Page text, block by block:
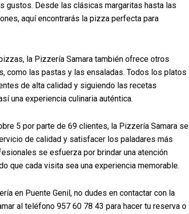
gustos. Desde las clásicas margaritas hasta las
aquí encontrarás la pizza perfecta para
la Pizzería Samara también ofrece otros
como las pastas y las ensaladas. Todos los platos
de alta calidad y siguiendo las recetas
una experiencia culinaria auténtica.
5 por parte de 69 clientes, la Pizzería Samara se
de calidad y satisfacer los paladares más
se esfuerza por brindar una atención
que cada visita sea una experiencia memorable.
en Puente Genil, no dudes en contactar con la
al teléfono 957 60 78 43 para hacer tu reserva o